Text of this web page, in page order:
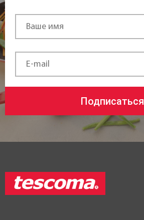
Подписаться